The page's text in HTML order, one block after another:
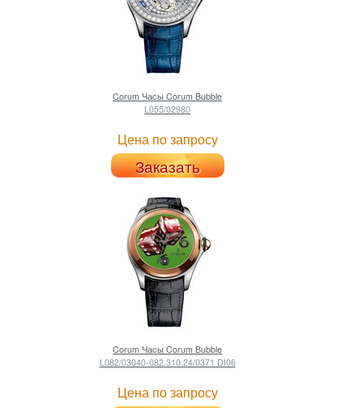
Corum Часы Corum Bubble
L055/02980
Цена по запросу
Заказать
Corum Часы Corum Bubble
L082/03040-082.310.24/0371 DI06
Цена по запросу